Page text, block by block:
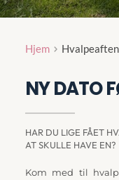
Hjem Hvalpeaften
NY DATO
HAR DU LIGE FÅET
AT SKULLE HAVE EN?
Kom med til